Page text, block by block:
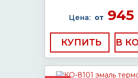
Цена: от 945
КУПИТЬ